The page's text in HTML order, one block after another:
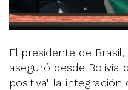
El presidente de
aseguró desde Bolivia
positiva" la